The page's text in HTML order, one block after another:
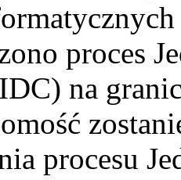
proces
na
procesu